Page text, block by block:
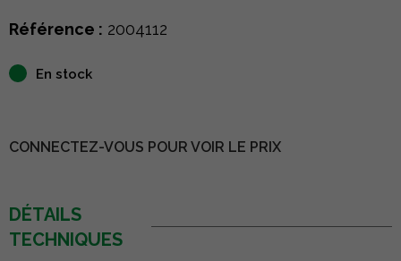
Référence : 2004112
En stock
CONNECTEZ-VOUS POUR VOIR LE PRIX
DÉTAILS
TECHNIQUES